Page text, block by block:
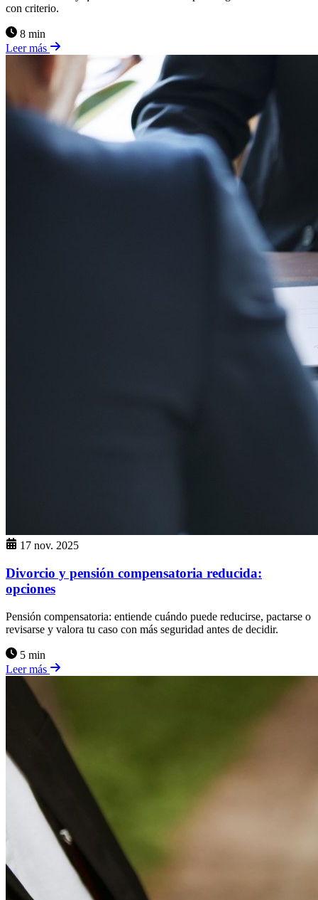
con criterio.
8 min
Leer más
17 nov. 2025
Divorcio y pensión compensatoria reducida:
opciones
Pensión compensatoria: entiende cuándo puede reducirse, pactarse o
revisarse y valora tu caso con más seguridad antes de decidir.
5 min
Leer más